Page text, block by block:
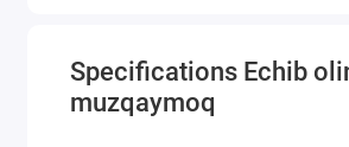
Specifications Echib
muzqaymoq